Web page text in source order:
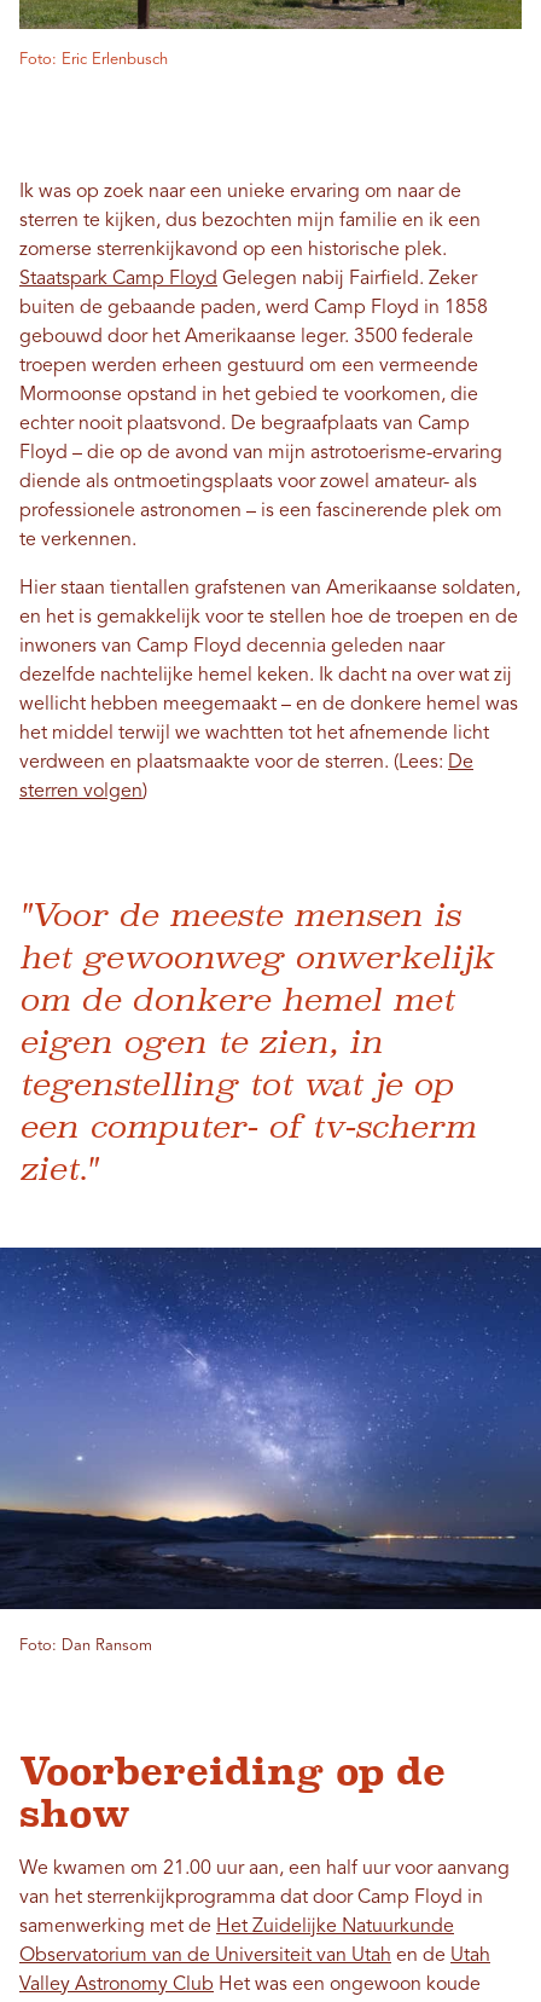
Foto: Eric Erlenbusch
Ik was op zoek naar een unieke ervaring om naar de
sterren te kijken, dus bezochten mijn familie en ik een
zomerse sterrenkijkavond op een historische plek.
Staatspark Camp Floyd Gelegen nabij Fairfield. Zeker
buiten de gebaande paden, werd Camp Floyd in 1858
gebouwd door het Amerikaanse leger. 3500 federale
troepen werden erheen gestuurd om een ​​vermeende
Mormoonse opstand in het gebied te voorkomen, die
echter nooit plaatsvond. De begraafplaats van Camp
Floyd – die op de avond van mijn astrotoerisme-ervaring
diende als ontmoetingsplaats voor zowel amateur- als
professionele astronomen – is een fascinerende plek om
te verkennen.
Hier staan ​​tientallen grafstenen van Amerikaanse soldaten,
en het is gemakkelijk voor te stellen hoe de troepen en de
inwoners van Camp Floyd decennia geleden naar
dezelfde nachtelijke hemel keken. Ik dacht na over wat zij
wellicht hebben meegemaakt – en de donkere hemel was
het middel terwijl we wachtten tot het afnemende licht
verdween en plaatsmaakte voor de sterren. (Lees: De
sterren volgen)
"Voor de meeste mensen is
het gewoonweg onwerkelijk
om de donkere hemel met
eigen ogen te zien, in
tegenstelling tot wat je op
een computer- of tv-scherm
ziet."
Foto: Dan Ransom
Voorbereiding op de
show
We kwamen om 21.00 uur aan, een half uur voor aanvang
van het sterrenkijkprogramma dat door Camp Floyd in
samenwerking met de Het Zuidelijke Natuurkunde
Observatorium van de Universiteit van Utah en de Utah
Valley Astronomy Club Het was een ongewoon koude